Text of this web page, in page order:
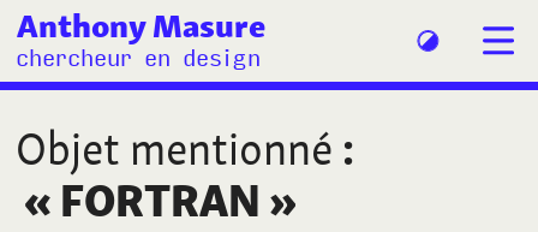
Anthony Masure
chercheur en design
Objet mentionné :
« FORTRAN »